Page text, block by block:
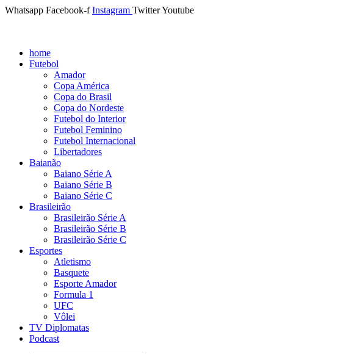
Whatsapp Facebook-f Instagram TwitterYoutube
home
Futebol
Amador
Copa América
Copa do Brasil
Copa do Nordeste
Futebol do Interior
Futebol Feminino
Futebol Internacional
Libertadores
Baianão
Baiano Série A
Baiano Série B
Baiano Série C
Brasileirão
Brasileirão Série A
Brasileirão Série B
Brasileirão Série C
Esportes
Atletismo
Basquete
Esporte Amador
Formula 1
UFC
Vôlei
TV Diplomatas
Podcast